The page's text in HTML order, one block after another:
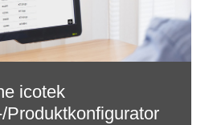
icotek
Produktkonfigurator